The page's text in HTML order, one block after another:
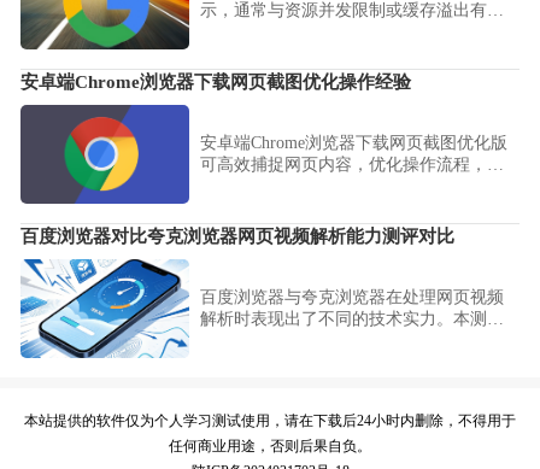
示，通常与资源并发限制或缓存溢出有
硬件渲染策略，全面排查并修复网页资源
安卓端Chrome浏览器下载网页截图优化操作经验
安卓端Chrome浏览器下载网页截图优化版
可高效捕捉网页内容，优化操作流程，提
百度浏览器对比夸克浏览器网页视频解析能力测评对比
百度浏览器与夸克浏览器在处理网页视频
解析时表现出了不同的技术实力。本测评
本站提供的软件仅为个人学习测试使用，请在下载后24小时内删除，不得用于
任何商业用途，否则后果自负。